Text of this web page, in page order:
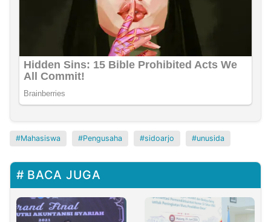
Mahasiswa Pengusaha sidoarjo unusida
BACA JUGA